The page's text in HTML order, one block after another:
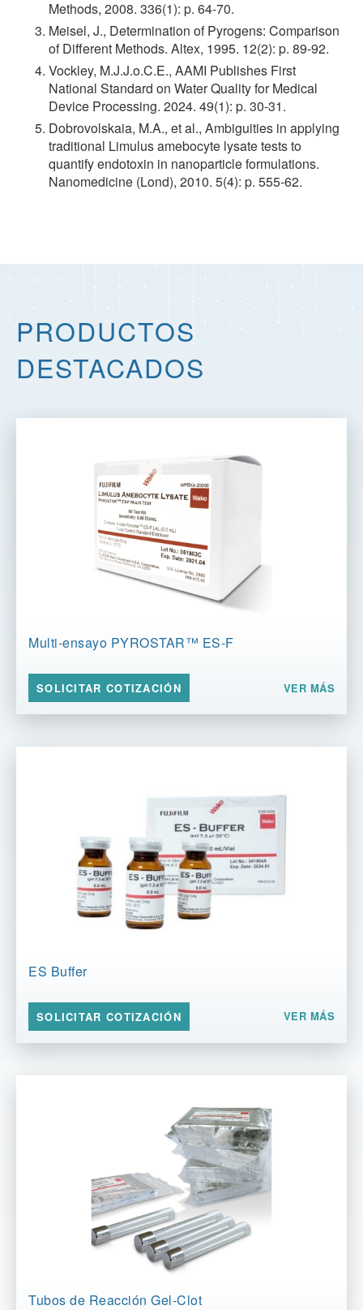
Methods, 2008. 336(1): p. 64-70.
Meisel, J., Determination of Pyrogens: Comparison
of Different Methods. Altex, 1995. 12(2): p. 89-92.
Vockley, M.J.J.o.C.E., AAMI Publishes First
National Standard on Water Quality for Medical
Device Processing. 2024. 49(1): p. 30-31.
Dobrovolskaia, M.A., et al., Ambiguities in applying
traditional Limulus amebocyte lysate tests to
quantify endotoxin in nanoparticle formulations.
Nanomedicine (Lond), 2010. 5(4): p. 555-62.
PRODUCTOS
DESTACADOS
Multi-ensayo PYROSTAR™ ES-F
SOLICITAR COTIZACIÓN VER MÁS
ES Buffer
SOLICITAR COTIZACIÓN VER MÁS
Tubos de Reacción Gel-Clot